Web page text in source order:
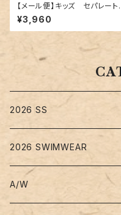
【メール便】キッズ セパレート
水着 ／kids159
¥3,960
2026 SS
2026 SWIMWEAR
A/W